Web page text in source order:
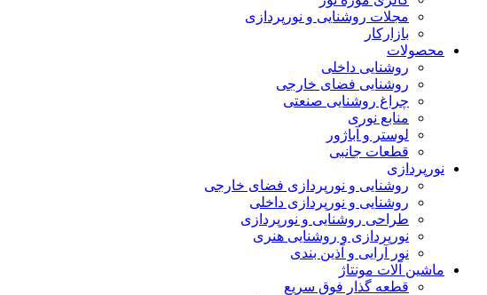
مجلات روشنایی و نورپردازی
بازارکار
محصولات
روشنایی داخلی
روشنایی فضای خارجی
چراغ روشنایی صنعتی
منابع نوری
لوستر و آباژور
قطعات جانبی
نورپردازی
روشنایی و نورپردازی فضای خارجی
روشنایی و نورپردازی داخلی
طراحی روشنایی و نورپردازی
نورپردازی و روشنایی هنری
نور آرایی و آذین بندی
ماشین آلات مونتاژ
قطعه گذار فوق سریع